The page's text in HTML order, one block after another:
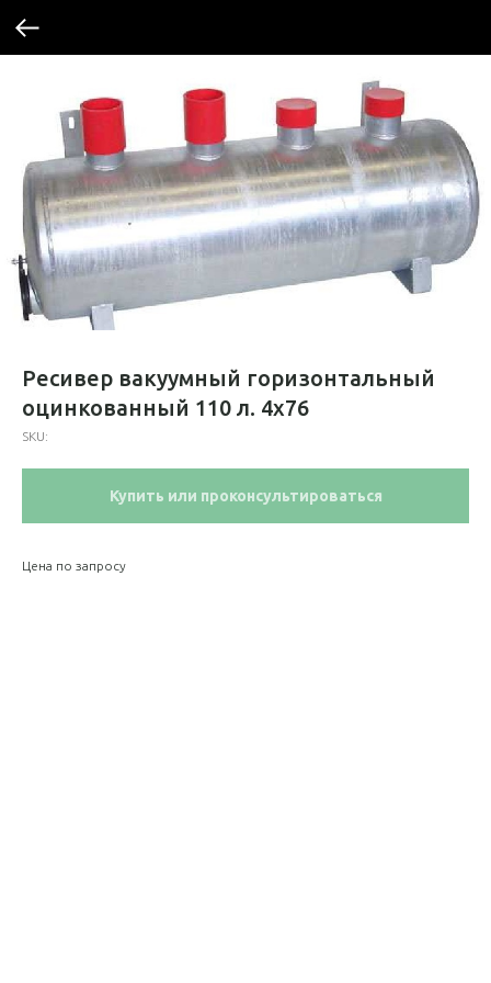
Ресивер вакуумный горизонтальный
оцинкованный 110 л. 4х76
SKU:
Купить или проконсультироваться
Цена по запросу